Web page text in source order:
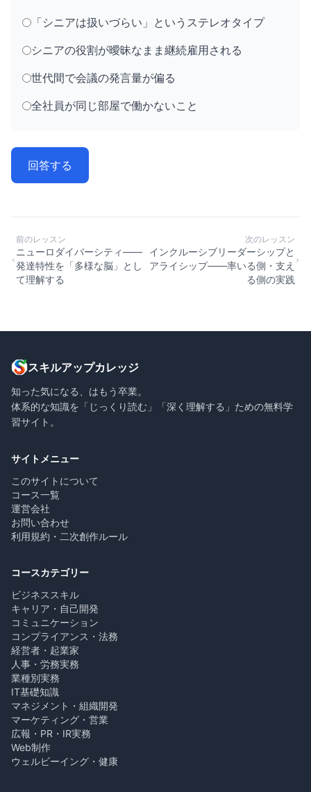
「シニアは扱いづらい」というステレオタイプ
シニアの役割が曖昧なまま継続雇用される
世代間で会議の発言量が偏る
全社員が同じ部屋で働かないこと
回答する
前のレッスン
ニューロダイバーシティ——
発達特性を「多様な脳」とし
て理解する
次のレッスン
インクルーシブリーダーシップと
アライシップ——率いる側・支え
る側の実践
スキルアップカレッジ
知った気になる、はもう卒業。
体系的な知識を「じっくり読む」「深く理解する」ための無料学
習サイト。
サイトメニュー
このサイトについて
コース一覧
運営会社
お問い合わせ
利用規約・二次創作ルール
コースカテゴリー
ビジネススキル
キャリア・自己開発
コミュニケーション
コンプライアンス・法務
経営者・起業家
人事・労務実務
業種別実務
IT基礎知識
マネジメント・組織開発
マーケティング・営業
広報・PR・IR実務
Web制作
ウェルビーイング・健康